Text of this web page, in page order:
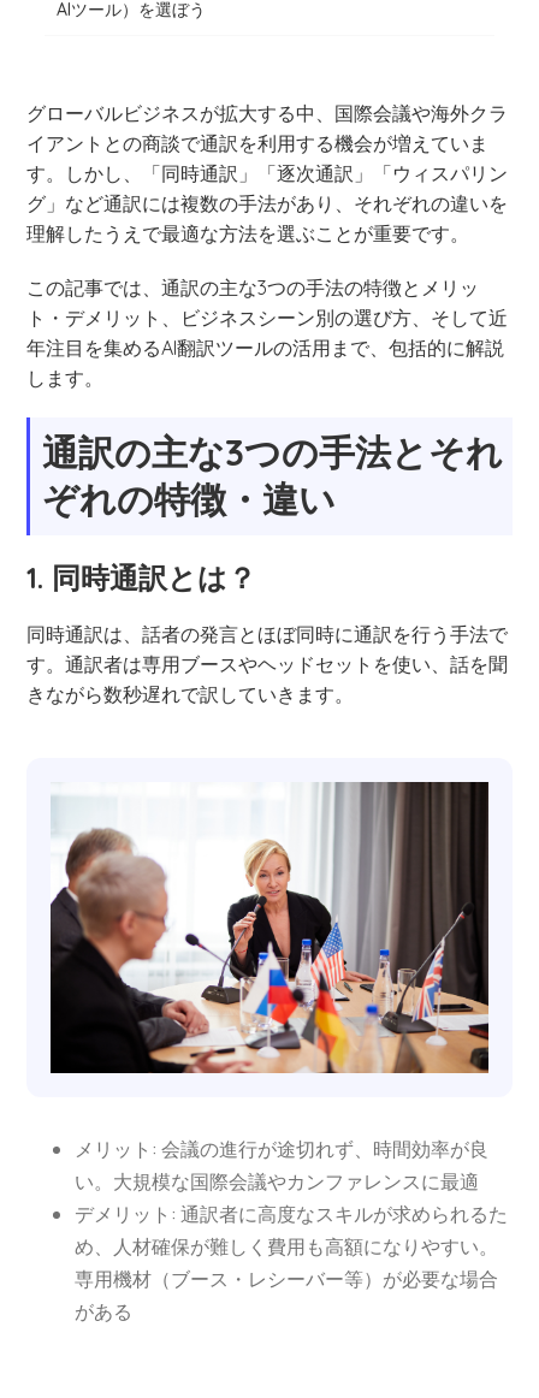
AIツール）を選ぼう
グローバルビジネスが拡大する中、国際会議や海外クラ
イアントとの商談で通訳を利用する機会が増えていま
す。しかし、「同時通訳」「逐次通訳」「ウィスパリン
グ」など通訳には複数の手法があり、それぞれの違いを
理解したうえで最適な方法を選ぶことが重要です。
この記事では、通訳の主な3つの手法の特徴とメリッ
ト・デメリット、ビジネスシーン別の選び方、そして近
年注目を集めるAI翻訳ツールの活用まで、包括的に解説
します。
通訳の主な3つの手法とそれ
ぞれの特徴・違い
1. 同時通訳とは？
同時通訳は、話者の発言とほぼ同時に通訳を行う手法で
す。通訳者は専用ブースやヘッドセットを使い、話を聞
きながら数秒遅れで訳していきます。
メリット: 会議の進行が途切れず、時間効率が良
い。大規模な国際会議やカンファレンスに最適
デメリット: 通訳者に高度なスキルが求められるた
め、人材確保が難しく費用も高額になりやすい。
専用機材（ブース・レシーバー等）が必要な場合
がある